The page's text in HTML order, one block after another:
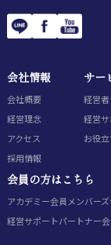
会社情報
会社概要
経営理念
アクセス
採用情報
サー
経営
経営
お役
会員の方はこちら
アカデミー会員 メンバー
経営サポートパートナー